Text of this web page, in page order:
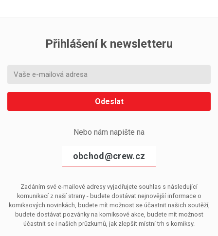
Přihlášení k newsletteru
Odeslat
Nebo nám napište na
obchod@crew.cz
Zadáním své e-mailové adresy vyjadřujete souhlas s následující
komunikací z naší strany - budete dostávat nejnovější informace o
komiksových novinkách, budete mít možnost se účastnit našich soutěží,
budete dostávat pozvánky na komiksové akce, budete mít možnost
účastnit se i našich průzkumů, jak zlepšit místní trh s komiksy.